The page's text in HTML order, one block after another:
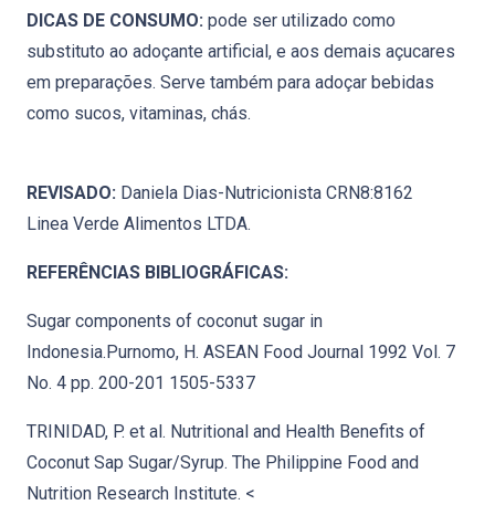
DICAS DE CONSUMO: pode ser utilizado como
substituto ao adoçante artificial, e aos demais açucares
em preparações. Serve também para adoçar bebidas
como sucos, vitaminas, chás.
REVISADO: Daniela Dias-Nutricionista CRN8:8162
Linea Verde Alimentos LTDA.
REFERÊNCIAS BIBLIOGRÁFICAS:
Sugar components of coconut sugar in
Indonesia.Purnomo, H. ASEAN Food Journal 1992 Vol. 7
No. 4 pp. 200-201 1505-5337
TRINIDAD, P. et al. Nutritional and Health Benefits of
Coconut Sap Sugar/Syrup. The Philippine Food and
Nutrition Research Institute. <